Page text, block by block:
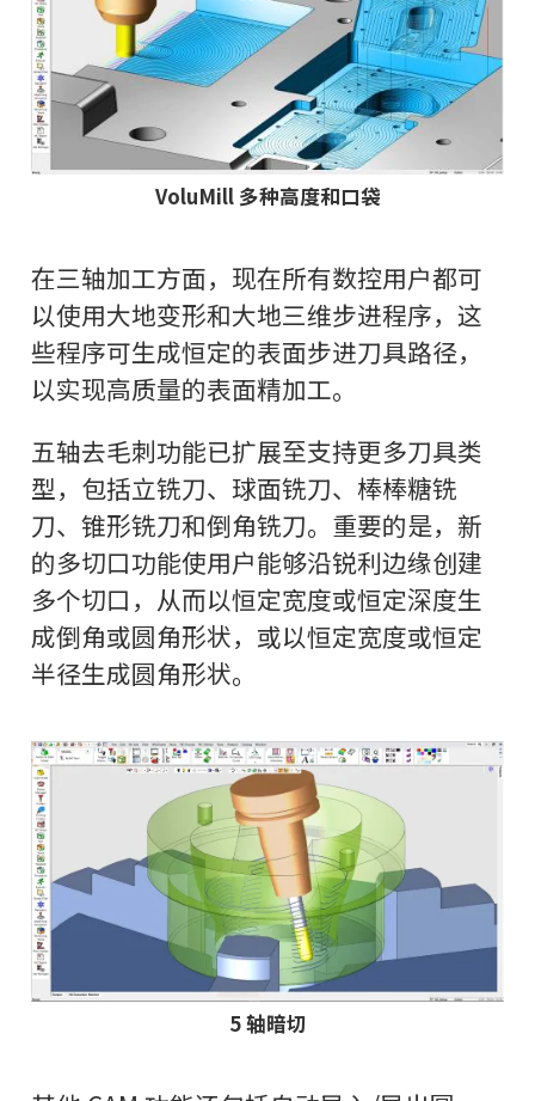
VoluMill 多种高度和口袋
在三轴加工方面，现在所有数控用户都可
以使用大地变形和大地三维步进程序，这
些程序可生成恒定的表面步进刀具路径，
以实现高质量的表面精加工。
五轴去毛刺功能已扩展至支持更多刀具类
型，包括立铣刀、球面铣刀、棒棒糖铣
刀、锥形铣刀和倒角铣刀。重要的是，新
的多切口功能使用户能够沿锐利边缘创建
多个切口，从而以恒定宽度或恒定深度生
成倒角或圆角形状，或以恒定宽度或恒定
半径生成圆角形状。
5 轴暗切